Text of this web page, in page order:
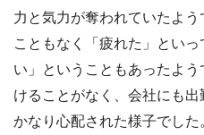
力と気力が奪われていたよ
こともなく「疲れた」とい
い」ということもあったよ
けることがなく、会社にも
かなり心配された様子でした